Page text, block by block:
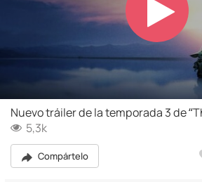
Nuevo tráiler de la temporada 3 de
5,3k
Compártelo